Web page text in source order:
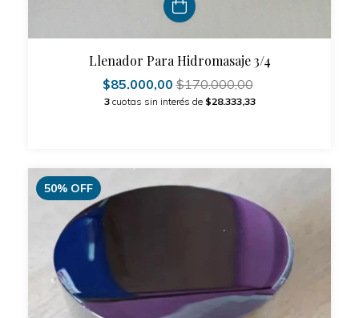
Llenador Para Hidromasaje 3/4
$85.000,00$170.000,00
3 cuotas sin interés de $28.333,33
50% OFF